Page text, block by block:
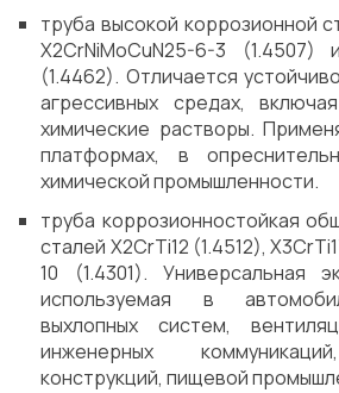
труба высокой коррозионной
X2CrNiMoCuN25-6-3 (1.4507)
(1.4462). Отличается
агрессивных средах,
химические растворы.
платформах, в
химической промышленности.
труба коррозионностойкая
сталей X2CrTi12 (1.4512),
10 (1.4301). Универсальная
используемая в
выхлопных систем,
инженерных
конструкций, пищевой